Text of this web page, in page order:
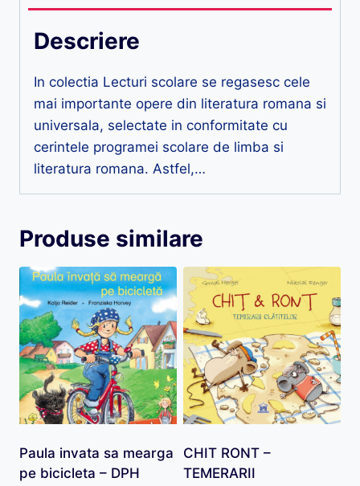
Descriere
In colectia Lecturi scolare se regasesc cele
mai importante opere din literatura romana si
universala, selectate in conformitate cu
cerintele programei scolare de limba si
literatura romana. Astfel,…
Produse similare
Paula invata sa mearga
pe bicicleta – DPH
CHIT RONT –
TEMERARII